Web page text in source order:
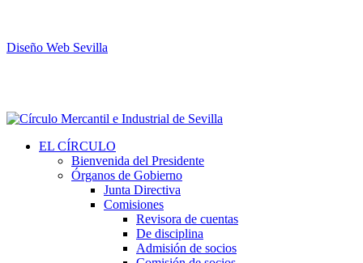
Diseño Web Sevilla
EL CÍRCULO
Bienvenida del Presidente
Órganos de Gobierno
Junta Directiva
Comisiones
Revisora de cuentas
De disciplina
Admisión de socios